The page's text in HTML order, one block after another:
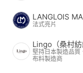
LANGLOIS
法式亮片
Lingo（桑村紡
堅持日本製造品質
布料製造商